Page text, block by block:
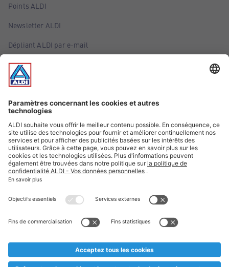
Points ALDI
Newsletter ALDI
Dépliant ALDI par e-mail
Offres
Infos essentielles
Suivez ALDI Belgique
Textes marqués d'un astérisque et mentions légales
* Nous vendons ces articles temporairement et jusqu'à
au cas où, malgré le planning bien étudié, nous serions
prématurément en rupture de stock. Prix Recupel et TVA incl.
** Sur ce site, l’utilisation de la forme masculine a été adoptée